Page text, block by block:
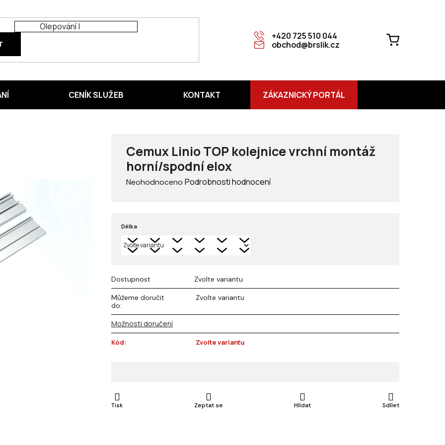
+420 725 510 044
obchod@brslik.cz
NÁKUPNÍ
CENÍK SLUŽEB KONTAKT ZÁKAZNICKÝ PORTÁL
Cemux Linio TOP kolejnice vrchní montáž
horní/spodní elox
Průměrné
z 5
hvězdiček.
Neohodnoceno Podrobnosti hodnocení
Délka
Dostupnost Zvolte variantu
Můžeme doručit
do:
Zvolte variantu
Možnosti doručení
Kód: Zvolte variantu
Tisk Zeptat se Hlídat Sdílet